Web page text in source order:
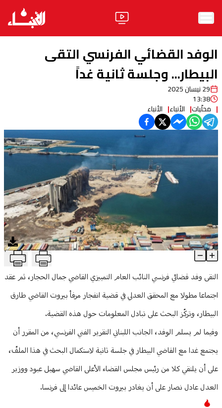
الأخبار
منوعات
آراء
فيديو
مواقف
وليد جنبلاطالحزب
الوفد القضائي الفرنسي التقى
البيطار... وجلسة ثانية غداً
29 نيسان 2025
13:38
محلّيات الأنباء الأنباء
الوفد القضائي الفرنسي التقى البيطار... وجلسة ثانية غداً T
Article Content
التقى وفد قضائي فرنسي النائب العام التمييزي القاضي جمال الحجار، ثم عقد
اجتماعا مطولا مع المحقق العدلي في قضية انفجار مرفأ بيروت القاضي طارق
البيطار، وتركّز البحث على تبادل المعلومات حول هذه القضية.
وفيما لم يسلم الوفد، الجانب اللبناني التقرير الفني الفرنسي، من المقرر أن
يجتمع غدا مع القاضي البيطار في جلسة ثانية لاستكمال البحث في هذا الملفّ،
على أن يلتقي كلا من رئيس مجلس القضاء الأعلى القاضي سهيل عبود ووزير
العدل عادل نصار على أن يغادر بيروت الخميس عائدا إلى فرنسا.